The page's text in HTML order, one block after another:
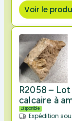
Voir le
R2058 –
calcaire à
Disponible
Expédition